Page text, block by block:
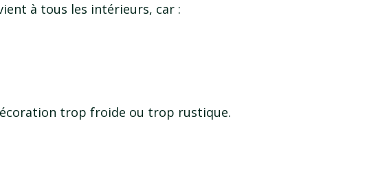
à tous les intérieurs, car :
trop froide ou trop rustique.